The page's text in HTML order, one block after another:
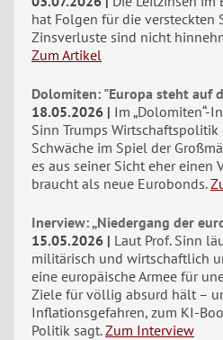
hat Folgen für die versteckten
Zinsverluste sind nicht
Zum Artikel
Dolomiten: "Europa steht auf
18.05.2026
Im „Dolomiten“-
Sinn Trumps Wirtschaftspolitik
Schwäche im Spiel der
es aus seiner Sicht eher einen
braucht als neue Eurobonds.
Inerview: „Niedergang der
15.05.2026
Laut Prof. Sinn
militärisch und wirtschaftlich
eine europäische Armee für
Ziele für völlig absurd hält –
Inflationsgefahren, zum KI-
Politik sagt. Zum Interview